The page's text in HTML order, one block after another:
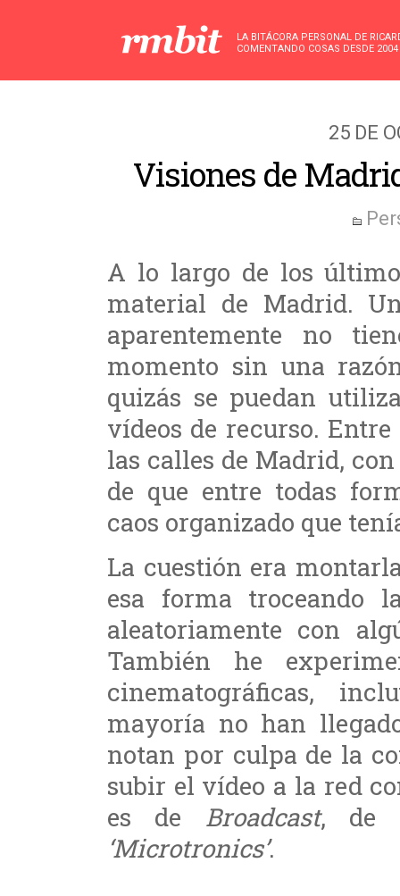
LA BITÁCORA PERSONAL DE
COMENTANDO COSAS DESDE 2004
25 DE
Visiones de
A lo largo de los
material de Madrid.
aparentemente no
momento sin una
quizás se puedan
vídeos de recurso.
las calles de Madrid,
de que entre todas
caos organizado que
La cuestión era
esa forma troceando
aleatoriamente con
También he
cinematográficas,
mayoría no han
notan por culpa de la
subir el vídeo a la red
es de Broadcast, de
‘Microtronics’.